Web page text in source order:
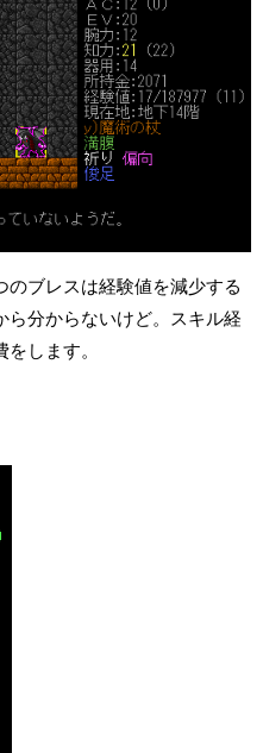
のブレスは経験値を減少する
ら分からないけど。スキル経
します。